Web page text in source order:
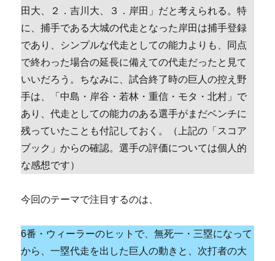
田大、２．吉川大、３．岸田」だと考えられる。特
に、捕手である大城の代走となった岸田は捕手登録
であり、シンプルな代走としての能力よりも、同点
で終わった場合の延長に備えての代走だったと見て
いいだろう。ちなみに、試合終了時の巨人の控え野
手は、「中島・岸谷・若林・重信・モタ・北村」で
あり、代走としての能力のある選手がまだベンチに
残っていたことも付記しておく。（上記の「スコア
ブック」からの確認。選手の評価については個人的
な感想です）
今回のテーマで注目するのは、
6番・ウィーラーのヒットで、無死一・三塁になって
から、一塁代走を出した巨人の動きと、次打者の大